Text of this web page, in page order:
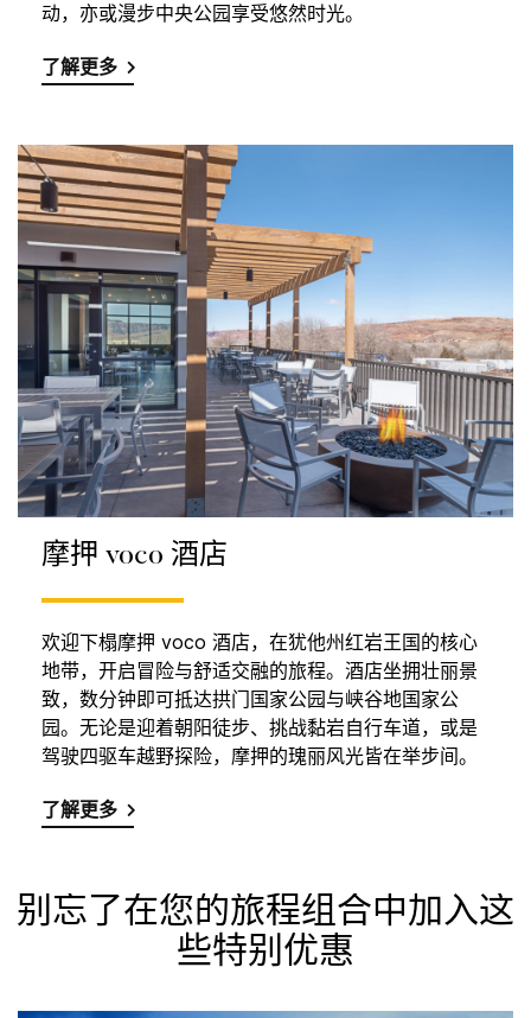
动，亦或漫步中央公园享受悠然时光。
了解更多
摩押 voco 酒店
欢迎下榻摩押 voco 酒店，在犹他州红岩王国的核心
地带，开启冒险与舒适交融的旅程。酒店坐拥壮丽景
致，数分钟即可抵达拱门国家公园与峡谷地国家公
园。无论是迎着朝阳徒步、挑战黏岩自行车道，或是
驾驶四驱车越野探险，摩押的瑰丽风光皆在举步间。
了解更多
别忘了在您的旅程组合中加入这
些特别优惠